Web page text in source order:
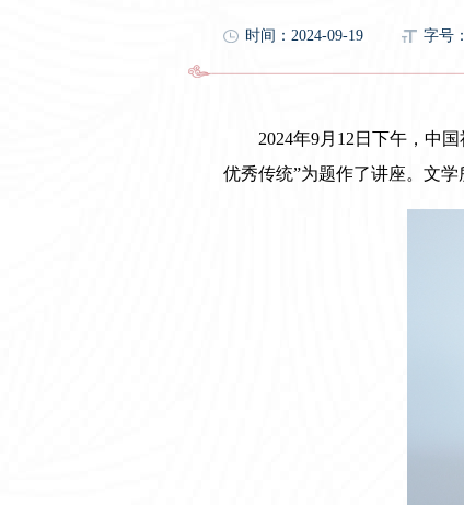
时间：2024-09-19 字号：
2024年9月12日下午，中
优秀传统”为题作了讲座。文